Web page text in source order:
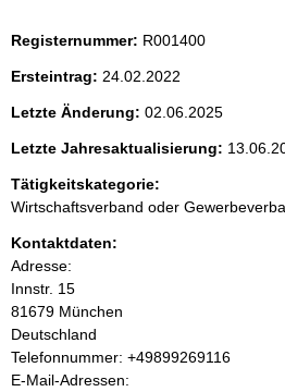
e
n
i
n
h
a
l
t
Registernummer: R001400
Ersteintrag: 24.02.2022
Letzte Änderung: 02.06.2025
Letzte Jahresaktualisierung:
Tätigkeitskategorie:
Wirtschaftsverband oder
Kontaktdaten:
Adresse:
Innstr. 15
81679 München
Deutschland
K
o
Telefonnummer: +49899269116
E-Mail-Adressen: